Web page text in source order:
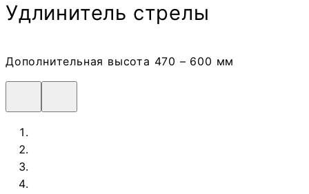
Удлинитель стрелы
Дополнительная высота 470 – 600 мм